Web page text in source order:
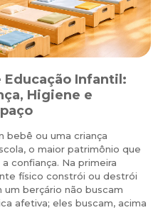
Educação Infantil:
Higiene e
bebê ou uma criança
o maior patrimônio que
confiança. Na primeira
físico constrói ou destrói
um berçário não buscam
afetiva; eles buscam, acima